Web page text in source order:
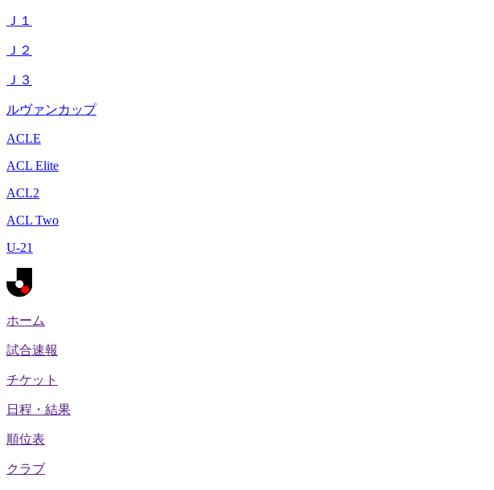
Ｊ１
Ｊ２
Ｊ３
ルヴァンカップ
ACLE
ACL Elite
ACL2
ACL Two
U-21
ホーム
試合速報
チケット
日程・結果
順位表
クラブ